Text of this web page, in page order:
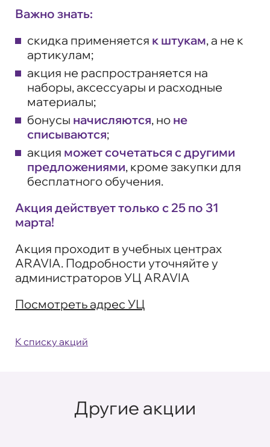
Важно знать:
cкидка применяется к штукам, а не к
артикулам;
акция не распространяется на
наборы, аксессуары и расходные
материалы;
бонусы начисляются, но не
списываются;
акция может сочетаться с другими
предложениями, кроме закупки для
бесплатного обучения.
Акция действует только с 25 по 31
марта!
Акция проходит в учебных центрах
ARAVIA. Подробности уточняйте у
администраторов УЦ ARAVIA
Посмотреть адрес УЦ
К списку акций
Другие акции